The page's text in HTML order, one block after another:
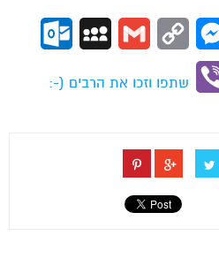
Messenger
Copy
Gmail
MySpace
Viber
שתפו וזכו את הרבים (-: